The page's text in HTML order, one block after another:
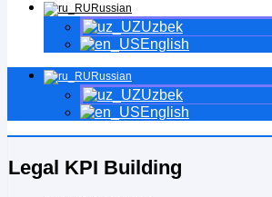
Russian
Uzbek
English
Russian
Uzbek
English
Legal KPI Building